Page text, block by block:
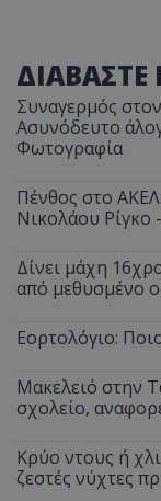
ΔΙΑΒΑΣΤΕ
Συναγερμός
Ασυνόδευτο
Φωτογραφία
Πένθος στο
Νικολάου
Δίνει μάχη
από μεθυσμένο
Εορτολόγιο:
Μακελειό στην
σχολείο,
Κρύο ντους ή
ζεστές νύχτες